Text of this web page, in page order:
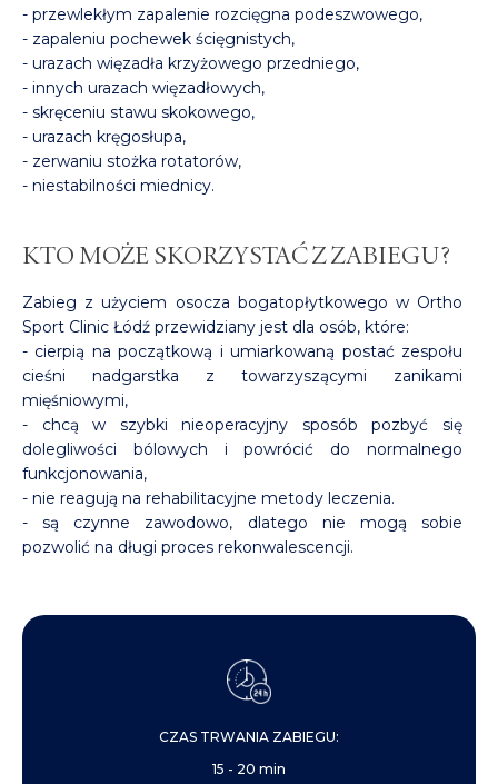
- przewlekłym zapalenie rozcięgna podeszwowego,
- zapaleniu pochewek ścięgnistych,
- urazach więzadła krzyżowego przedniego,
- innych urazach więzadłowych,
- skręceniu stawu skokowego,
- urazach kręgosłupa,
- zerwaniu stożka rotatorów,
- niestabilności miednicy.
KTO MOŻE SKORZYSTAĆ Z ZABIEGU?
Zabieg z użyciem osocza bogatopłytkowego w Ortho
Sport Clinic Łódź przewidziany jest dla osób, które:
- cierpią na początkową i umiarkowaną postać zespołu
cieśni nadgarstka z towarzyszącymi zanikami
mięśniowymi,
- chcą w szybki nieoperacyjny sposób pozbyć się
dolegliwości bólowych i powrócić do normalnego
funkcjonowania,
- nie reagują na rehabilitacyjne metody leczenia.
- są czynne zawodowo, dlatego nie mogą sobie
pozwolić na długi proces rekonwalescencji.
CZAS TRWANIA ZABIEGU:
15 - 20 min